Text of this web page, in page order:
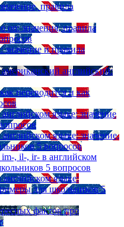
правила
on: значения, правила
значение и правила
английский:
переводится и как
языке: значение
английском языке: значение,
5 вопросов
, il-, ir- в английском
5 вопросов
английском языке:
для школьников 5
фактов про